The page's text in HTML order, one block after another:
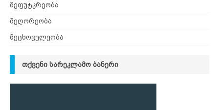
მეფუტკრეობა
მეღორეობა
მეცხოველეობა
ᲗᲥᲕᲔᲜᲘ ᲡᲐᲠᲔᲙᲚᲐᲛᲝ ᲑᲐᲜᲔᲠᲘ